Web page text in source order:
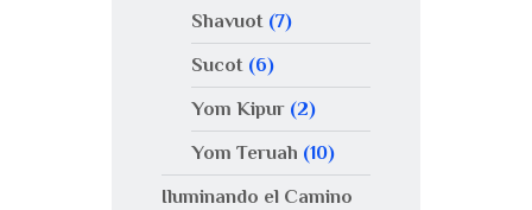
Shavuot(7)
Sucot(6)
Yom Kipur(2)
Yom Teruah (10)
Iluminando el Camino